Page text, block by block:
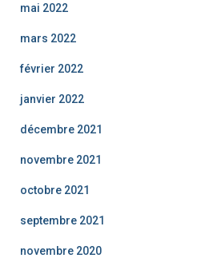
mai 2022
mars 2022
février 2022
janvier 2022
décembre 2021
novembre 2021
octobre 2021
septembre 2021
novembre 2020